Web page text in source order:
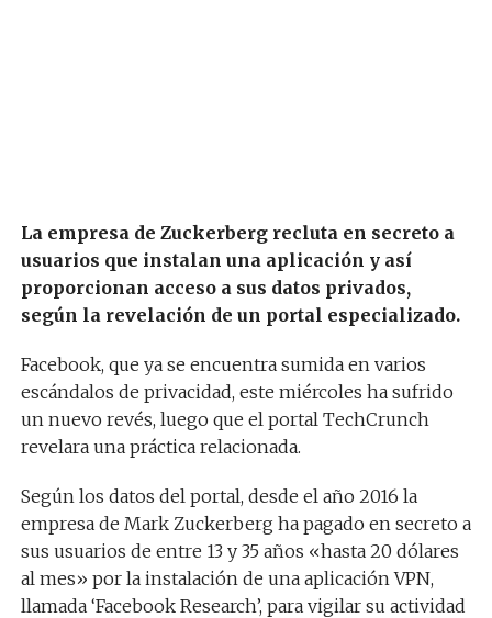
La empresa de Zuckerberg recluta en secreto a
usuarios que instalan una aplicación y así
proporcionan acceso a sus datos privados,
según la revelación de un portal especializado.
Facebook, que ya se encuentra sumida en varios
escándalos de privacidad, este miércoles ha sufrido
un nuevo revés, luego que el portal TechCrunch
revelara una práctica relacionada.
Según los datos del portal, desde el año 2016 la
empresa de Mark Zuckerberg ha pagado en secreto a
sus usuarios de entre 13 y 35 años «hasta 20 dólares
al mes» por la instalación de una aplicación VPN,
llamada ‘Facebook Research’, para vigilar su actividad